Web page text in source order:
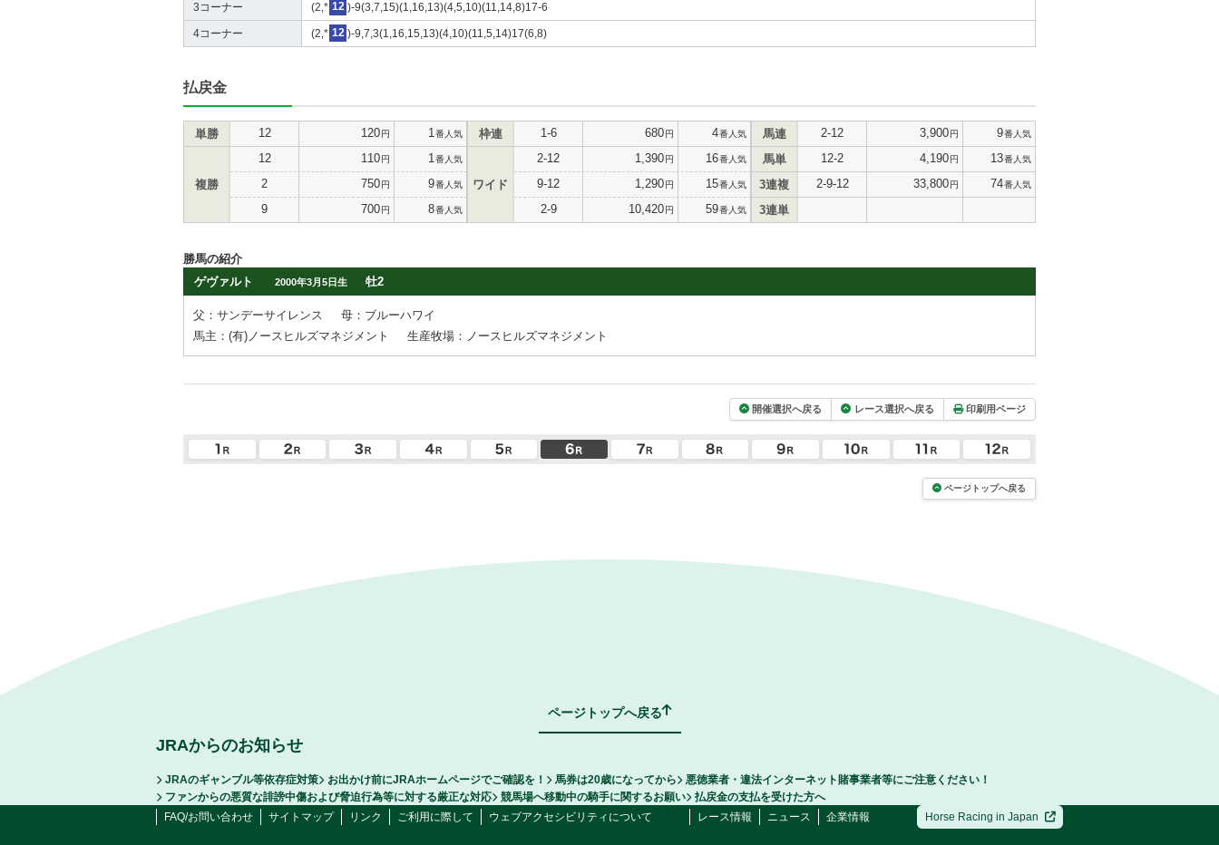
3コーナー (2,* 12 )-9(3,7,15)(1,16,13)(4,5,10)(11,14,8)17-6
4コーナー (2,* 12 )-9,7,3(1,16,15,13)(4,10)(11,5,14)17(6,8)
払戻金
単勝 12 120円 1 番人気
複勝
12 110円 1 番人気
2 750円 9番人気
9 700円 8番人気
枠連 1-6 680円 4番人気
ワイド
2-12 1,390円 16番人気
9-12 1,290円 15番人気
2-9 10,420円 59番人気
馬連 2-12 3,900円 9番人気
馬単 12-2 4,190円 13番人気
3連複 2-9-12 33,800円 74番人気
3連単
勝馬の紹介
ゲヴァルト
2000年3月5日生 牡2
父：サンデーサイレンス
母：ブルーハワイ
馬主：(有)ノースヒルズマネジメント
生産牧場：ノースヒルズマネジメント
開催選択へ戻る レース選択へ戻る 印刷用ページ
ページトップへ戻る
ページトップへ戻る
JRAからのお知らせ
JRAのギャンブル等依存症対策 お出かけ前にJRAホームページでご確認を！ 馬券は20歳になってから
悪徳業者・違法インターネット賭事業者等にご注意ください！
ファンからの悪質な誹謗中傷および脅迫行為等に対する厳正な対応
競馬場へ移動中の騎手に関するお願い
払戻金の支払を受けた方へ
FAQ/お問い合わせ
サイトマップ リンク ご利用に際して ウェブアクセシビリティについて レース情報 ニュース 企業情報 Horse Racing in Japan